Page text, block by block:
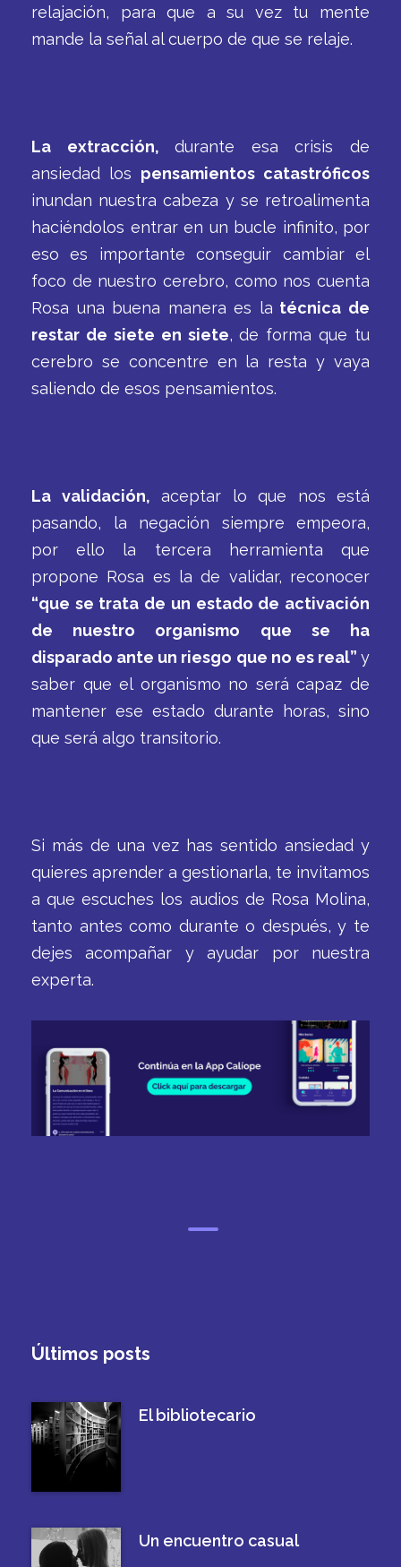
relajación, para que a su vez tu mente
mande la señal al cuerpo de que se relaje.
La extracción,durante esa crisis de
ansiedad los pensamientos catastróficos
inundan nuestra cabeza y se retroalimenta
haciéndolos entrar en un bucle infinito, por
eso es importante conseguir cambiar el
foco de nuestro cerebro, como nos cuenta
Rosa una buena manera es la técnica de
restar de siete en siete, de forma que tu
cerebro se concentre en la resta y vaya
saliendo de esos pensamientos.
La validación, aceptar lo que nos está
pasando, la negación siempre empeora,
por ello la tercera herramienta que
propone Rosa es la de validar, reconocer
“que se trata de un estado de activación
de nuestro organismo que se ha
disparado ante un riesgo que no es real” y
saber que el organismo no será capaz de
mantener ese estado durante horas, sino
que será algo transitorio.
Si más de una vez has sentido ansiedad y
quieres aprender a gestionarla, te invitamos
a que escuches los audios de Rosa Molina,
tanto antes como durante o después, y te
dejes acompañar y ayudar por nuestra
experta.
Últimos posts
El bibliotecario
Un encuentro casual